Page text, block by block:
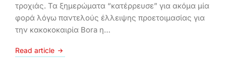
τροχιάς. Τα ξημερώματα “κατέρρευσε” για ακόμα μία
φορά λόγω παντελούς έλλειψης προετοιμασίας για
την κακοκοκαιρία Bora η…
Read article